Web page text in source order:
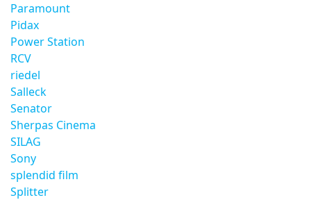
Paramount
Pidax
Power Station
RCV
riedel
Salleck
Senator
Sherpas Cinema
SILAG
Sony
splendid film
Splitter